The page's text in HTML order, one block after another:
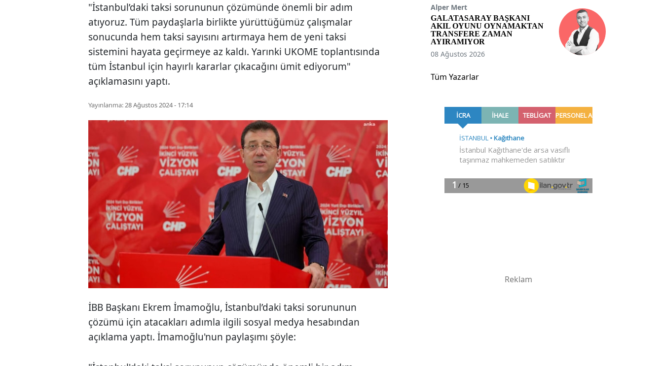
"İstanbul’daki taksi sorununun çözümünde önemli bir adım
atıyoruz. Tüm paydaşlarla birlikte yürüttüğümüz çalışmalar
sonucunda hem taksi sayısını artırmaya hem de yeni taksi
sistemini hayata geçirmeye az kaldı. Yarınki UKOME toplantısında
tüm İstanbul için hayırlı kararlar çıkacağını ümit ediyorum"
açıklamasını yaptı.
Yayınlanma:28 Ağustos 2024 - 17:14
İBB Başkanı Ekrem İmamoğlu, İstanbul’daki taksi sorununun
çözümü için atacakları adımla ilgili sosyal medya hesabından
açıklama yaptı. İmamoğlu'nun paylaşımı şöyle:
Alper Mert
GALATASARAY BAŞKANI
AKIL OYUNU OYNAMAKTAN
TRANSFERE ZAMAN
AYIRAMIYOR
08 Ağustos 2026
Tüm Yazarlar